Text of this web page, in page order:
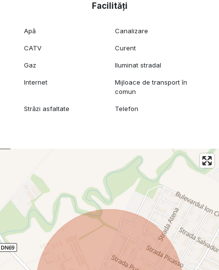
Facilități
Apă Canalizare
CATV Curent
Gaz Iluminat stradal
Internet
Mijloace de transport în
comun
Străzi asfaltate Telefon